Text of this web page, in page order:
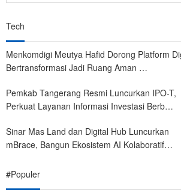
Tech
Menkomdigi Meutya Hafid Dorong Platform
Bertransformasi Jadi Ruang Aman …
Pemkab Tangerang Resmi Luncurkan IPO-T,
Perkuat Layanan Informasi Investasi Berb…
Sinar Mas Land dan Digital Hub Luncurkan
mBrace, Bangun Ekosistem AI Kolaboratif…
#Populer